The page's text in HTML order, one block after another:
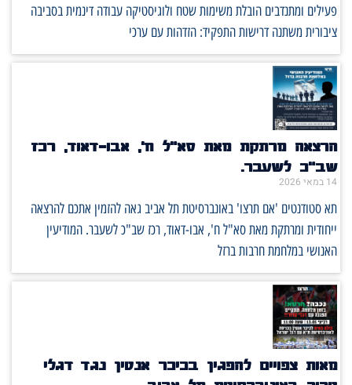
פעילים ומתנדבים הובלת משימות שטח ולוגיסטיקה עבודה דינמית בסביבה
ציבורית משתנה דרישות התפקיד: הזדהות עם ערכי
הרצאה מרתקת מאת סא"ל ח', אבו-דאוד, רכז
שב"כ לשעבר.
14 במאי 2026
תא סטודנטים 'אם תרצו' באונברסיטת תל אביב גאה להזמין אתכם להרצאה
ייחודית ומרתקת מאת סא"ל ח', אבו-דאוד, רכז שב"כ לשעבר. המודיעין
האנושי במלחמת חרבות ברזל
מאות צפויים להפגין בכיכר אנטין נגד דגלי